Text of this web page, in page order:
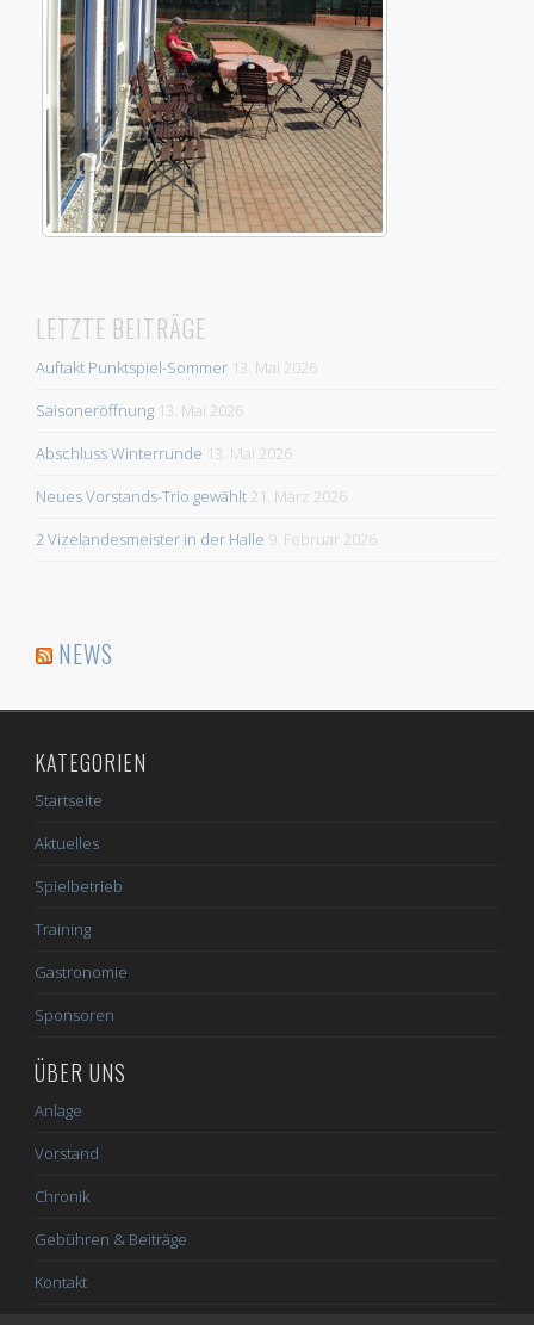
LETZTE BEITRÄGE
Auftakt Punktspiel-Sommer 13. Mai 2026
Saisoneröffnung 13. Mai 2026
Abschluss Winterrunde 13. Mai 2026
Neues Vorstands-Trio gewählt 21. März 2026
2 Vizelandesmeister in der Halle 9. Februar 2026
NEWS
KATEGORIEN
Startseite
Aktuelles
Spielbetrieb
Training
Gastronomie
Sponsoren
ÜBER UNS
Anlage
Vorstand
Chronik
Gebühren & Beiträge
Kontakt